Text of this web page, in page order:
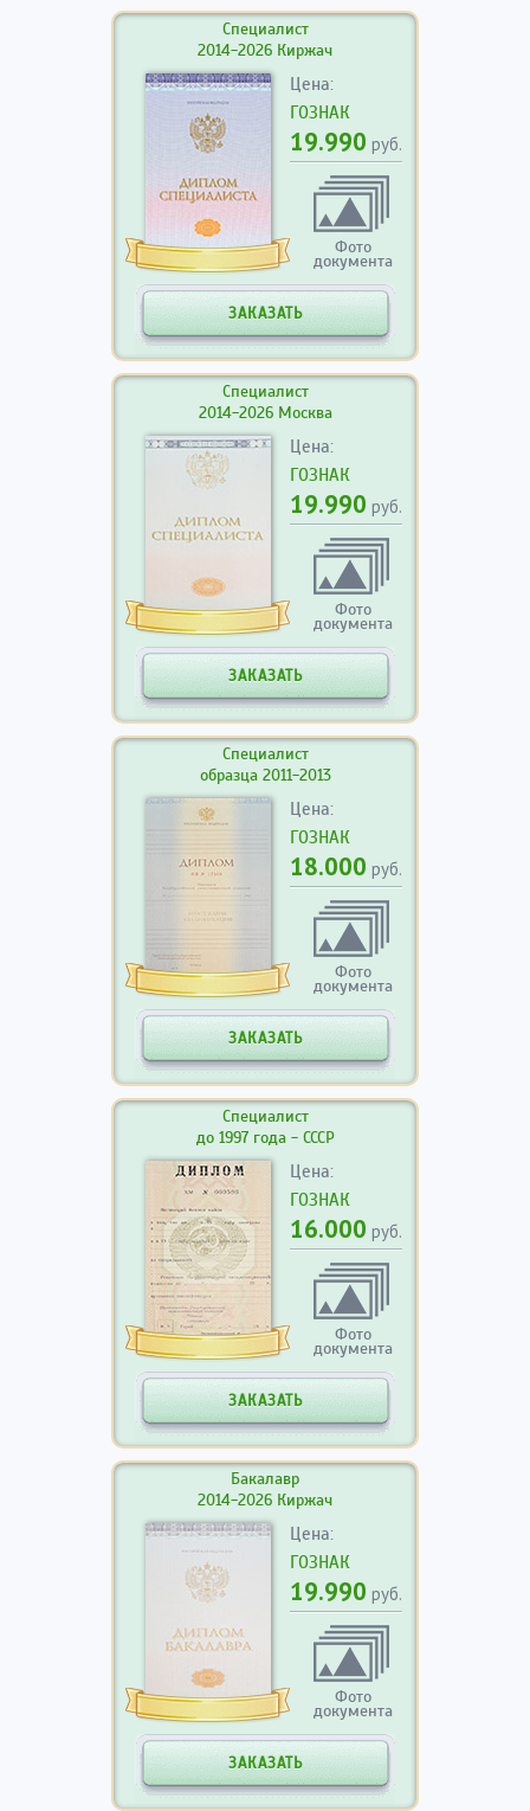
Специалист
2014-2026 Киржач
Цена:
ГОЗНАК
19.990 руб.
Фото
документа
ЗАКАЗАТЬ
Специалист
2014-2026 Москва
Цена:
ГОЗНАК
19.990 руб.
Фото
документа
ЗАКАЗАТЬ
Специалист
образца 2011-2013
Цена:
ГОЗНАК
18.000 руб.
Фото
документа
ЗАКАЗАТЬ
Специалист
до 1997 года - СССР
Цена:
ГОЗНАК
16.000 руб.
Фото
документа
ЗАКАЗАТЬ
Бакалавр
2014-2026 Киржач
Цена:
ГОЗНАК
19.990 руб.
Фото
документа
ЗАКАЗАТЬ